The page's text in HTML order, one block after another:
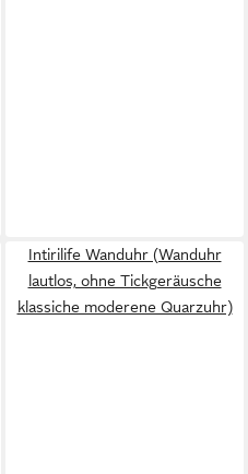
Intirilife Wanduhr (Wanduhr
lautlos, ohne Tickgeräusche
klassiche moderene Quarzuhr)